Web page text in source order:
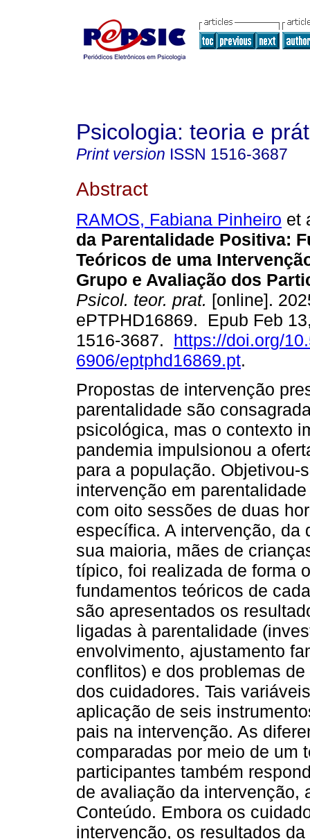
Psicologia: teoria e
Print version ISSN 1516-3687
Abstract
RAMOS, Fabiana Pinheiro et
da Parentalidade Positiva:
Teóricos de uma
Grupo e Avaliação dos
Psicol. teor. prat. [online].
ePTPHD16869. Epub Feb
1516-3687. https://doi.org/
6906/eptphd16869.pt.
Propostas de intervenção
parentalidade são
psicológica, mas o contexto
pandemia impulsionou a
para a população. Objetivou-
intervenção em
com oito sessões de duas
específica. A intervenção, da
sua maioria, mães de
típico, foi realizada de forma
fundamentos teóricos de
são apresentados os
ligadas à parentalidade
envolvimento, ajustamento
conflitos) e dos problemas
dos cuidadores. Tais
aplicação de seis
pais na intervenção. As
comparadas por meio de um
participantes também
de avaliação da intervenção,
Conteúdo. Embora os
intervenção, os resultados